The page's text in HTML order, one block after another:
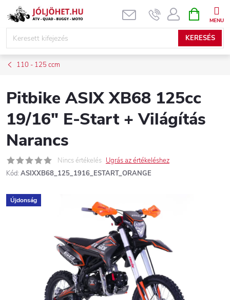
Ugrás
KERESÉS
KOSÁR
110 - 125 ccm
Pitbike ASIX XB68 125cc
19/16" E-Start + Világítás
Narancs
Nincs értékelés Ugrás az értékeléshez
Kód: ASIXXB68_125_1916_ESTART_ORANGE
Újdonság